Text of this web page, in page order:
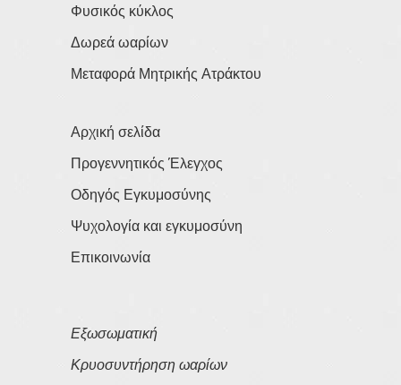
Φυσικός κύκλος
Δωρεά ωαρίων
Μεταφορά Μητρικής Ατράκτου
Αρχική σελίδα
Προγεννητικός Έλεγχος
Οδηγός Εγκυμοσύνης
Ψυχολογία και εγκυμοσύνη
Επικοινωνία
Εξωσωματική
Κρυοσυντήρηση ωαρίων